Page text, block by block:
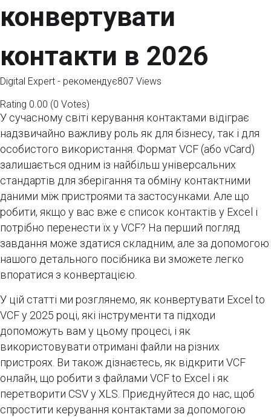
конвертувати
контакти в 2026
Digital Expert - рекомендує807 Views
Rating 0.00 (0 Votes)
У сучасному світі керування контактами відіграє
надзвичайно важливу роль як для бізнесу, так і для
особистого використання. Формат VCF (або vCard)
залишається одним із найбільш універсальних
стандартів для зберігання та обміну контактними
даними між пристроями та застосунками. Але що
робити, якщо у вас вже є список контактів у Excel і
потрібно перенести їх у VCF? На перший погляд
завдання може здатися складним, але за допомогою
нашого детального посібника ви зможете легко
впоратися з конвертацією.
У цій статті ми розглянемо, як конвертувати Excel to
VCF у 2025 році, які інструменти та підходи
допоможуть вам у цьому процесі, і як
використовувати отримані файли на різних
пристроях. Ви також дізнаєтесь, як відкрити VCF
онлайн, що робити з файлами VCF to Excel і як
перетворити CSV у XLS. Приєднуйтеся до нас, щоб
спростити керування контактами за допомогою